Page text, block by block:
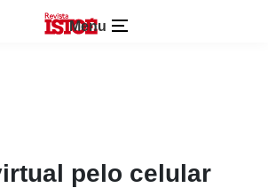
Menu
pelo celular